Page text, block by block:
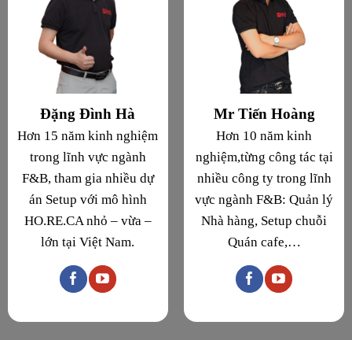
Đặng Đình Hà
Hơn 15 năm kinh nghiệm
trong lĩnh vực ngành
F&B, tham gia nhiều dự
án Setup với mô hình
HO.RE.CA nhỏ – vừa –
lớn tại Việt Nam.
Mr Tiến Hoàng
Hơn 10 năm kinh
nghiệm,từng công tác tại
nhiều công ty trong lĩnh
vực ngành F&B: Quản lý
Nhà hàng, Setup chuỗi
Quán cafe,…